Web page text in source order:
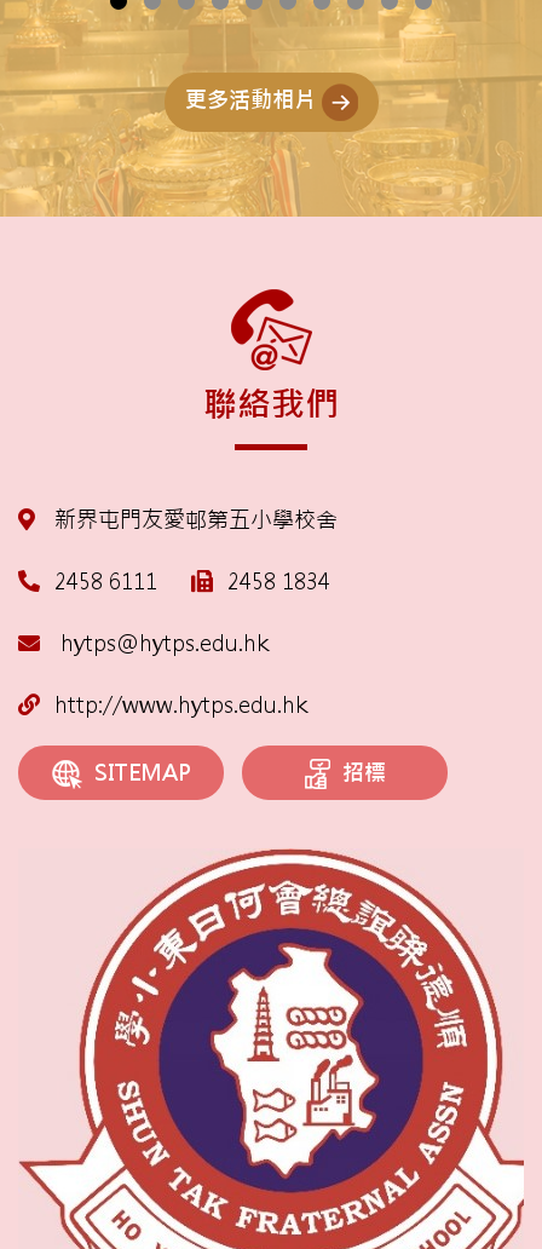
更多活動相片
聯絡我們
新界屯門友愛邨第五小學校舍
2458 6111 2458 1834
hytps@hytps.edu.hk
http://www.hytps.edu.hk
SITEMAP 招標